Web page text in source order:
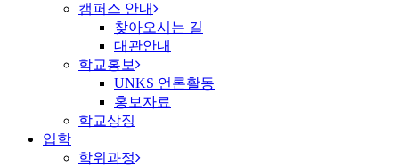
캠퍼스 안내
찾아오시는 길
대관안내
학교홍보
UNKS 언론활동
홍보자료
학교상징
입학
학위과정